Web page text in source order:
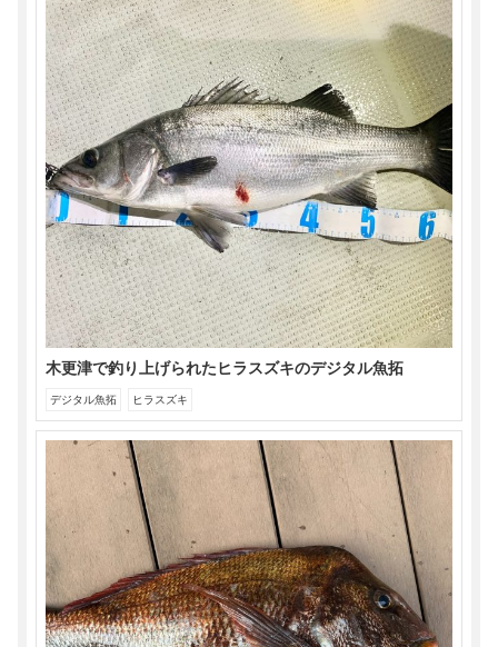
開
き
ま
す)
し
い
ウ
ィ
ン
ド
ウ
で
開
き
ま
す)
で
開
き
ま
す)
木更津で釣り上げられたヒラスズキのデジタル魚拓
デジタル魚拓 ヒラスズキ